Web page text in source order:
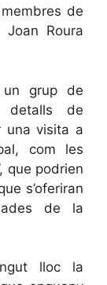
de
Joan Roura
un grup de
detalls de
una visita a
com les
que podrien
s’oferiran
de la
lloc la